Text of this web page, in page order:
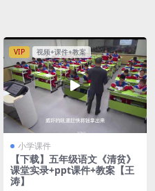
VIP 视频+课件+教案
小学课件
【下载】五年级语文《清贫》
课堂实录+ppt课件+教案【王
涛】